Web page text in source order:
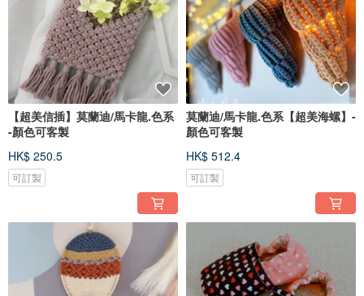
【超美信插】莫蘭迪/馬卡龍.色系
-顏色可客製
HK$ 250.5
可訂製
莫蘭迪/馬卡龍.色系【超美海螺】-
顏色可客製
HK$ 512.4
可訂製